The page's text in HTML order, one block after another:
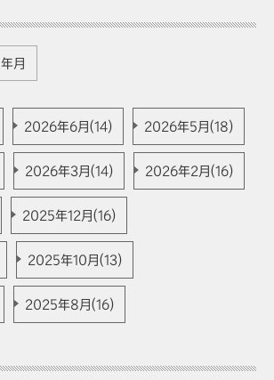
年月
2026年6月(14) 2026年5月(18)
2026年3月(14) 2026年2月(16)
2025年12月(16)
2025年10月(13)
2025年8月(16)